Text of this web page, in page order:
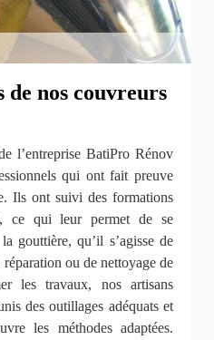
de nos couvreurs
l’entreprise BatiPro Rénov
qui ont fait preuve
Ils ont suivi des formations
ce qui leur permet de se
gouttière, qu’il s’agisse de
ou de nettoyage de
les travaux, nos artisans
des outillages adéquats et
les méthodes adaptées.